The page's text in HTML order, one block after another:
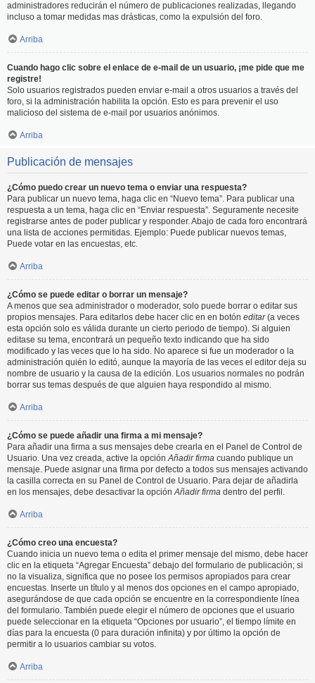
administradores reducirán el número de publicaciones realizadas, llegando
incluso a tomar medidas mas drásticas, como la expulsión del foro.
Arriba
Cuando hago clic sobre el enlace de e-mail de un usuario, ¡me pide que me
registre!
Solo usuarios registrados pueden enviar e-mail a otros usuarios a través del
foro, si la administración habilita la opción. Esto es para prevenir el uso
malicioso del sistema de e-mail por usuarios anónimos.
Arriba
Publicación de mensajes
¿Cómo puedo crear un nuevo tema o enviar una respuesta?
Para publicar un nuevo tema, haga clic en “Nuevo tema”. Para publicar una
respuesta a un tema, haga clic en “Enviar respuesta”. Seguramente necesite
registrarse antes de poder publicar y responder. Abajo de cada foro encontrará
una lista de acciones permitidas. Ejemplo: Puede publicar nuevos temas,
Puede votar en las encuestas, etc.
Arriba
¿Cómo se puede editar o borrar un mensaje?
A menos que sea administrador o moderador, solo puede borrar o editar sus
propios mensajes. Para editarlos debe hacer clic en en botón editar(a veces
esta opción solo es válida durante un cierto periodo de tiempo). Si alguien
editase su tema, encontrará un pequeño texto indicando que ha sido
modificado y las veces que lo ha sido. No aparece si fue un moderador o la
administración quién lo editó, aunque la mayoría de las veces el editor deja su
nombre de usuario y la causa de la edición. Los usuarios normales no podrán
borrar sus temas después de que alguien haya respondido al mismo.
Arriba
¿Cómo se puede añadir una firma a mi mensaje?
Para añadir una firma a sus mensajes debe crearla en el Panel de Control de
Usuario. Una vez creada, active la opciónAñadir firma cuando publique un
mensaje. Puede asignar una firma por defecto a todos sus mensajes activando
la casilla correcta en su Panel de Control de Usuario. Para dejar de añadirla
en los mensajes, debe desactivar la opciónAñadir firma dentro del perfil.
Arriba
¿Cómo creo una encuesta?
Cuando inicia un nuevo tema o edita el primer mensaje del mismo, debe hacer
clic en la etiqueta “Agregar Encuesta” debajo del formulario de publicación; si
no la visualiza, significa que no posee los permisos apropiados para crear
encuestas. Inserte un título y al menos dos opciones en el campo apropiado,
asegurándose de que cada opción se encuentre en la correspondiente línea
del formulario. También puede elegir el número de opciones que el usuario
puede seleccionar en la etiqueta “Opciones por usuario”, el tiempo límite en
días para la encuesta (0 para duración infinita) y por último la opción de
permitir a lo usuarios cambiar su votos.
Arriba